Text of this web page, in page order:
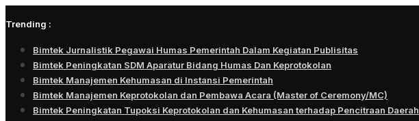
to
Trending :
Bimtek Jurnalistik Pegawai Humas Pemerintah Dalam Kegiatan Publisitas
Bimtek Peningkatan SDM Aparatur Bidang Humas Dan Keprotokolan
Bimtek Manajemen Kehumasan di Instansi Pemerintah
Bimtek Manajemen Keprotokolan dan Pembawa Acara (Master of Ceremony/MC)
Bimtek Peningkatan Tupoksi Keprotokolan dan Kehumasan terhadap Pencitraan Daerah